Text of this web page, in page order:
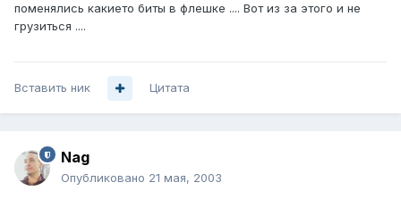
поменялись какието биты в флешке .... Вот из за этого и не
грузиться ....
Вставить ник Цитата
Nag
Опубликовано 21 мая, 2003